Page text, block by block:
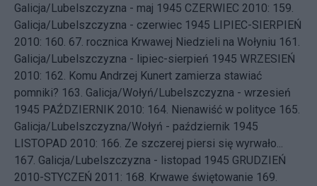
Galicja/Lubelszczyzna - maj 1945 CZERWIEC 2010: 159.
Galicja/Lubelszczyzna - czerwiec 1945 LIPIEC-SIERPIEŃ
2010: 160. 67. rocznica Krwawej Niedzieli na Wołyniu 161.
Galicja/Lubelszczyzna - lipiec-sierpień 1945 WRZESIEŃ
2010: 162. Komu Andrzej Kunert zamierza stawiać
pomniki? 163. Galicja/Wołyń/Lubelszczyzna - wrzesień
1945 PAŹDZIERNIK 2010: 164. Nienawiść w polityce 165.
Galicja/Lubelszczyzna/Wołyń - październik 1945
LISTOPAD 2010: 166. Ze szczerej piersi się wyrwało...
167. Galicja/Lubelszczyzna - listopad 1945 GRUDZIEŃ
2010-STYCZEŃ 2011: 168. Krwawe świętowanie 169.